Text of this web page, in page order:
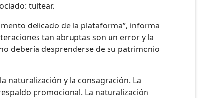
tuitear.
delicado de la plataforma”, informa
tan abruptas son un error y la
debería desprenderse de su patrimonio
naturalización y la consagración. La
promocional. La naturalización